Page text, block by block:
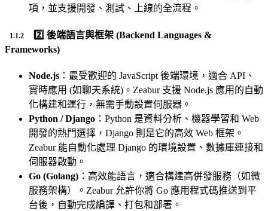
項，並支援開發、測試、上線的全流程。
2️⃣ 後端語言與框架 (Backend Languages &
Frameworks)
Node.js ：最受歡迎的 JavaScript 後端環境，適合 API、
實時應用 (如聊天系統)。Zeabur 支援 Node.js 應用的自動
化構建和運行，無需手動設置伺服器。
Python / Django ：Python 是資料分析、機器學習和 Web
開發的熱門選擇，Django 則是它的高效 Web 框架。
Zeabur 能自動化處理 Django 的環境設置、數據庫連接和
伺服器啟動。
Go (Golang) ：高效能語言，適合構建高併發服務（如微
服務架構）。Zeabur 允許你將 Go 應用程式碼推送到平
台後，自動完成編譯、打包和部署。